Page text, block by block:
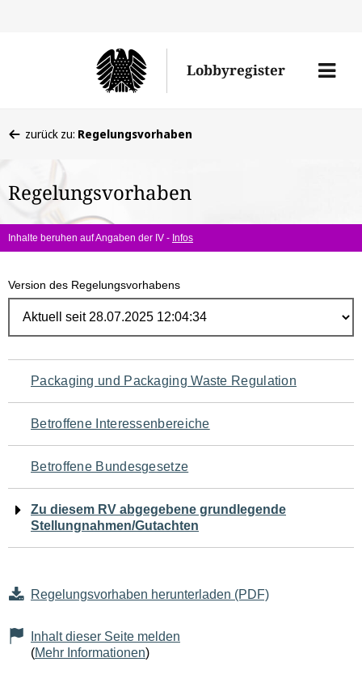
Lobbyregister
Menü
befinden
hier:
zurück zu: Regelungsvorhaben
Regelungsvorhaben
Inhalte beruhen auf Angaben der IV - Infos
Version des Regelungsvorhabens
Navigation
für
den
Seiteninhalt
Packaging und Packaging Waste Regulation
Betroffene Interessenbereiche
Betroffene Bundesgesetze
Zu diesem RV abgegebene grundlegende
Stellungnahmen/Gutachten
Regelungsvorhaben herunterladen (PDF)
Inhalt dieser Seite melden
(Mehr Informationen)